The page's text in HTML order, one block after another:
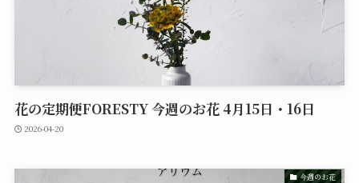
花の定期便FORESTY 今週のお花 4月15日・16日
2026-04-20
今週のお花